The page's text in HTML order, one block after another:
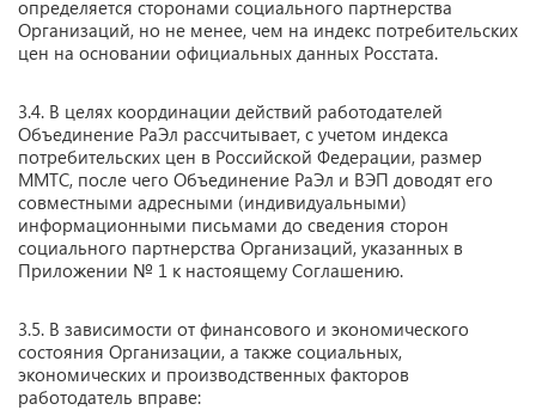
определяется сторонами социального партнерства
Организаций, но не менее, чем на индекс потребительских
цен на основании официальных данных Росстата.
3.4. В целях координации действий работодателей
Объединение РаЭл рассчитывает, с учетом индекса
потребительских цен в Российской Федерации, размер
ММТС, после чего Объединение РаЭл и ВЭП доводят его
совместными адресными (индивидуальными)
информационными письмами до сведения сторон
социального партнерства Организаций, указанных в
Приложении № 1 к настоящему Соглашению.
3.5. В зависимости от финансового и экономического
состояния Организации, а также социальных,
экономических и производственных факторов
работодатель вправе: